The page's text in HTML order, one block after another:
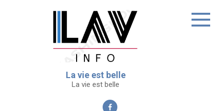
La vie est belle
La vie est belle